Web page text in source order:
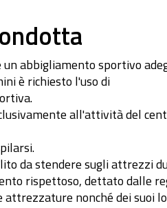
un abbigliamento sportivo
è richiesto l'uso di
all'attività del
da stendere sugli
rispettoso, dettato dalle
nonché dei suoi